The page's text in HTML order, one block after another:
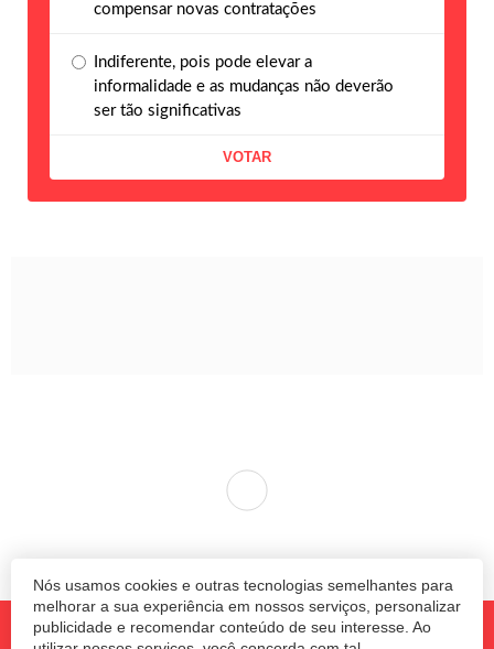
Nós usamos cookies e outras tecnologias semelhantes para
melhorar a sua experiência em nossos serviços, personalizar
publicidade e recomendar conteúdo de seu interesse. Ao
compensar novas contratações
Indiferente, pois pode elevar a
informalidade e as mudanças não deverão
ser tão significativas
confiante na retomada
Industrial (Icei) subiu para 65,3 pontos em
janeiro. Com a alta de 1 ponto em relação a